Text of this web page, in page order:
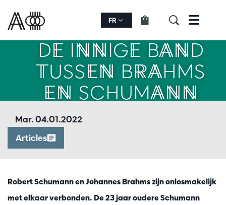
FR Menu
DE INNIGE BAND
TUSSEN BRAHMS
EN SCHUMANN
Articles
Mar. 04.01.2022
Robert Schumann en Johannes Brahms zijn onlosmakelijk
met elkaar verbonden. De 23 jaar oudere Schumann